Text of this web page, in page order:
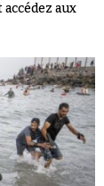
aux